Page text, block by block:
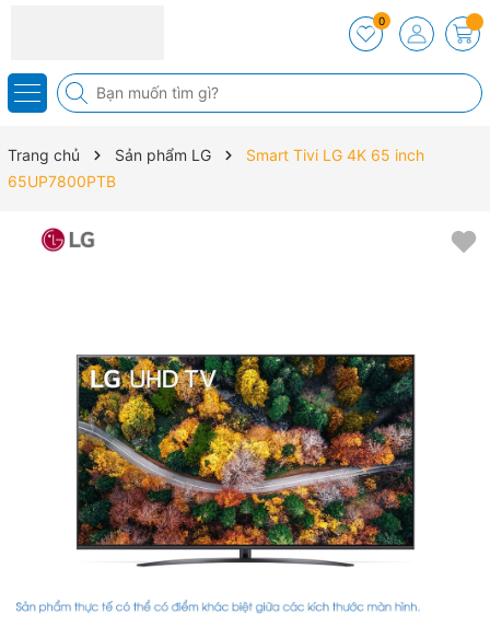
0
Trang chủ Sản phẩm LG
Smart Tivi LG 4K 65 inch
65UP7800PTB